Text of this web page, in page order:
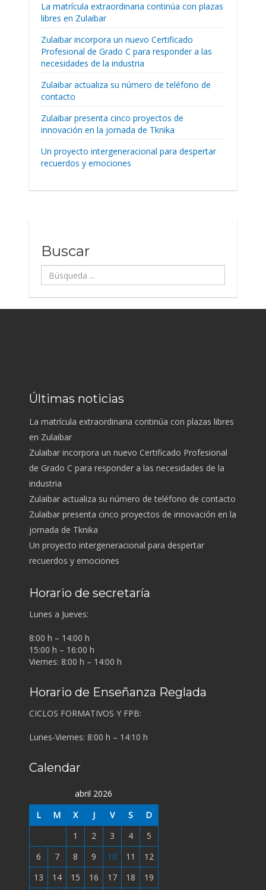
La matrícula extraordinaria continúa con plazas
libres en Zulaibar
Zulaibar incorpora un nuevo Certificado
Profesional de Grado C para responder a las
necesidades de la industria
Zulaibar actualiza su número de teléfono de
contacto
Zulaibar presenta cinco proyectos de
innovación en la jornada de Tknika
Un proyecto intergeneracional para despertar
recuerdos y emociones
Buscar
Búsqueda
...
Últimas noticias
La matrícula extraordinaria continúa con plazas libres
en Zulaibar
Zulaibar incorpora un nuevo Certificado Profesional
de Grado C para responder a las necesidades de la
industria
Zulaibar actualiza su número de teléfono de contacto
Zulaibar presenta cinco proyectos de innovación en la
jornada de Tknika
Un proyecto intergeneracional para despertar
recuerdos y emociones
Horario de secretaría
Lunes a Jueves:
8:00 h – 14:00 h
15:00 h – 16:00 h
Viernes: 8:00 h – 14:00 h
Horario de Enseñanza Reglada
CICLOS FORMATIVOS Y FPB:
Lunes-Viernes: 8:00 h – 14:10 h
Calendar
abril 2026
L
M X J V S
D
1
2 3 4
5
6
7 8 9 10 11
12
13
14 15 16 17 18 19